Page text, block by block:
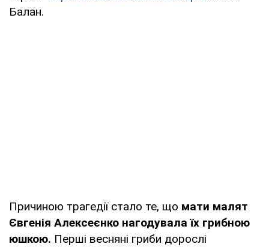
Балан.
Причиною трагедії стало те, що мати малят
Євгенія Алексеєнко нагодувала їх грибною
юшкою. Перші весняні гриби дорослі